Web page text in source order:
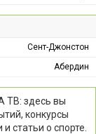
Сент-Джонстон
Абердин
ТВ: здесь вы
конкурсы
статьи о спорте.